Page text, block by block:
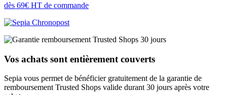
dès 69€ HT de commande
Vos achats sont entièrement couverts
Sepia vous permet de bénéficier gratuitement de la garantie de
remboursement Trusted Shops valide durant 30 jours après votre